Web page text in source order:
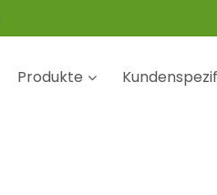
Produkte